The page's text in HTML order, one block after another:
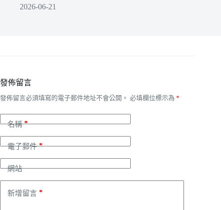
2026-06-21
發佈留言
發佈留言必須填寫的電子郵件地址不會公開。 必填欄位標示為 *
名稱*
電子郵件*
網站
新增留言 *